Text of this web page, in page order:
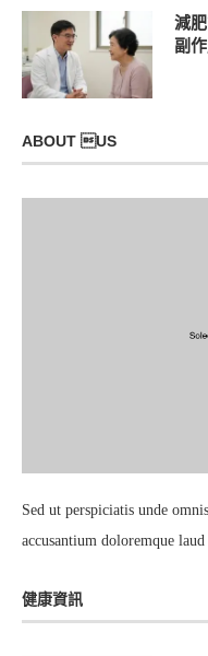
減
副
ABOUT US
Sed ut perspiciatis unde
accusantium doloremque
健康資訊